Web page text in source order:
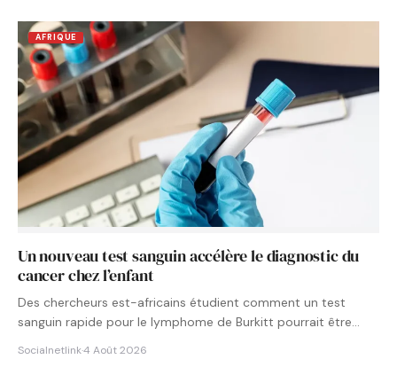
AFRIQUE
Un nouveau test sanguin accélère le diagnostic du
cancer chez l’enfant
Des chercheurs est-africains étudient comment un test
sanguin rapide pour le lymphome de Burkitt pourrait être
Socialnetlink·4 Août 2026